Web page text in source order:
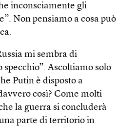
inconsciamente gli
Non pensiamo a cosa può
mi sembra di
Ascoltiamo solo
Putin è disposto a
così? Come molti
la guerra si concluderà
parte di territorio in